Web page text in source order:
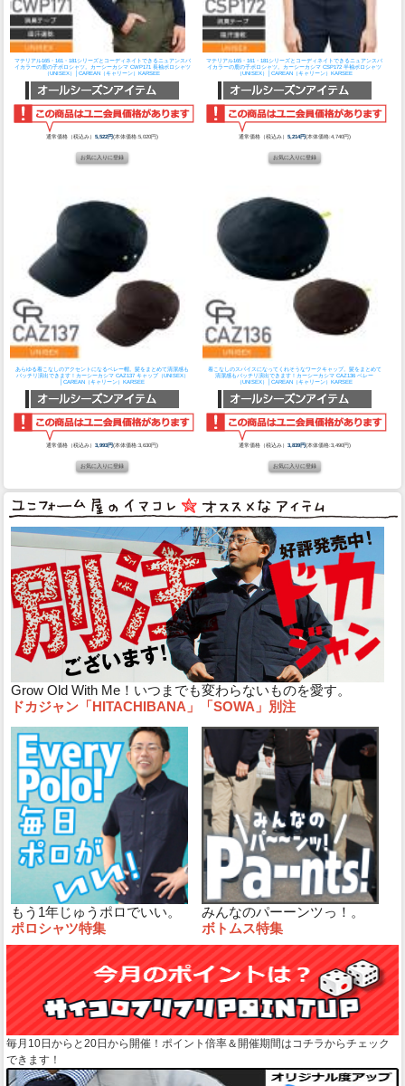
マテリアル165・161・181シリーズとコーディネイトできるニュアンスバ
イカラーの鹿の子ポロシャツ。
カーシーカシマ CWP171 長袖ポロシャツ
（UNISEX）│CAREAN（キャリーン）KARSEE
通常価格（税込み）5,522円(本体価格:5,020円)
マテリアル165・161・181シリーズとコーディネイトできるニュアンスバ
イカラーの鹿の子ポロシャツ。 カーシーカシマ CSP172 半袖ポロシャツ
（UNISEX）│CAREAN（キャリーン）KARSEE
通常価格（税込み） 5,214円(本体価格:4,740円)
あらゆる着こなしのアクセントになるベレー帽。髪をまとめて清潔感も
バッチリ演出できます！ カーシーカシマ CAZ137 キャップ（UNISEX）
│CAREAN（キャリーン）KARSEE
通常価格（税込み）3,993円(本体価格:3,630円)
着こなしのスパイスになってくれそうなワークキャップ。髪をまとめて
清潔感もバッチリ演出できます！ カーシーカシマ CAZ136 ベレー
（UNISEX）│CAREAN（キャリーン）KARSEE
通常価格（税込み） 3,839円(本体価格:3,490円)
Grow Old With Me！いつまでも変わらないものを愛す。
ドカジャン「HITACHIBANA」「SOWA」別注
もう1年じゅうポロでいい。
ポロシャツ特集
みんなのパーーンツっ！。
ボトムス特集
毎月10日からと20日から開催！ポイント倍率＆開催期間はコチラからチェック
できます！